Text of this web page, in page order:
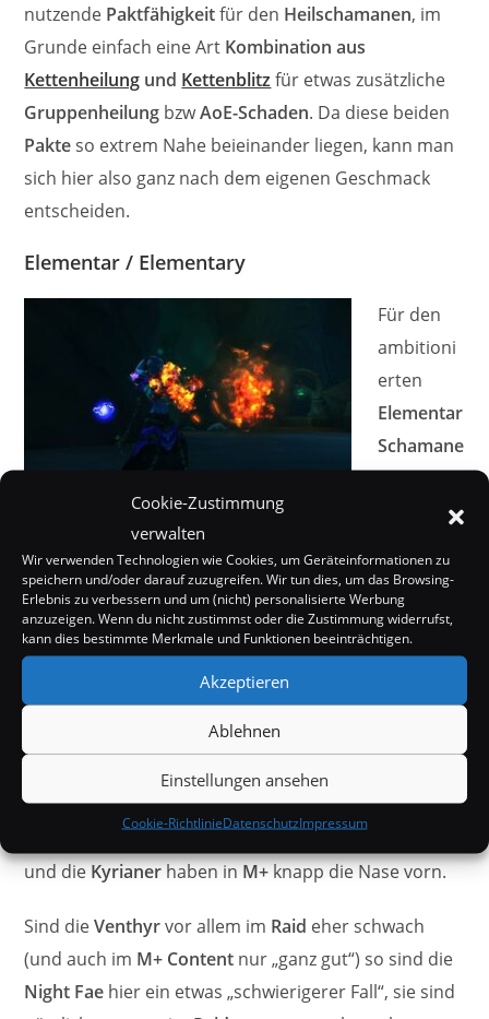
Cookie-Zustimmung
verwalten
Wir verwenden Technologien wie Cookies, um Geräteinformationen zu
speichern und/oder darauf zuzugreifen. Wir tun dies, um das Browsing-
Erlebnis zu verbessern und um (nicht) personalisierte Werbung
anzuzeigen. Wenn du nicht zustimmst oder die Zustimmung widerrufst,
kann dies bestimmte Merkmale und Funktionen beeinträchtigen.
Akzeptieren
Ablehnen
Einstellungen ansehen
Cookie-RichtlinieDatenschutzImpressum
nutzende Paktfähigkeitfür den Heilschamanen, im
Grunde einfach eine Art Kombination aus
Kettenheilung und Kettenblitz für etwas zusätzliche
Gruppenheilung bzwAoE-Schaden. Da diese beiden
Pakteso extrem Nahe beieinander liegen, kann man
sich hier also ganz nach dem eigenen Geschmack
entscheiden.
Elementar / Elementary
Für den
ambitioni
erten
Elementar
Schamane
nwird die
Wahl des
wohl vor allem von der Art des bevorzugten
Contentsabhängen, während nämlich sowohl die
Necrolordsals auch dieKyrianerungefähr gleich auf
stehen, unterscheiden sie sich in den Aspekten, in
denen sie glänzen können, das wäre bei den
Necrolordsnämlich eher derSingle-Target Schaden
Kyrianernentsprechend der
wenn beide auf den jeweils anderen Aspekt bezogen
auch immer noch recht stark sind, wären die
zu bevorzugen
und dieKyrianerhaben inM+knapp die Nase vorn.
Sind dieVenthyrvor allem im Raid eher schwach
(und auch im M+ Content nur „ganz gut“) so sind die
Night Fae hier ein etwas „schwierigerer Fall“, sie sind